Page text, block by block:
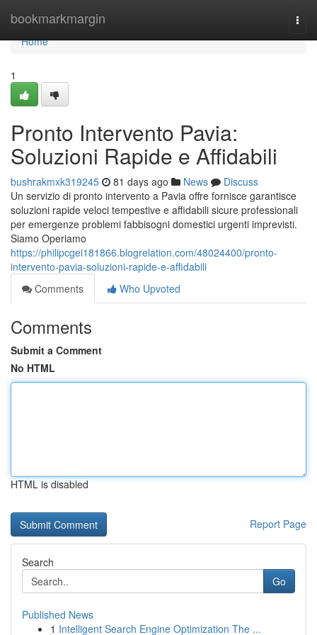
bookmarkmargin
Home
Home
1
Pronto Intervento Pavia:
Soluzioni Rapide e Affidabili
bushrakmxk319245 81 days ago News
Discuss
Un servizio di pronto intervento a Pavia offre fornisce garantisce
soluzioni rapide veloci tempestive e affidabili sicure professionali
per emergenze problemi fabbisogni domestici urgenti imprevisti.
Siamo Operiamo
https://philipcgei181866.blogrelation.com/48024400/pronto-
intervento-pavia-soluzioni-rapide-e-affidabili
Comments
Who Upvoted
Comments
Submit a Comment
No HTML
HTML is disabled
Report Page
Search
Go
Published News
1 Intelligent Search Engine Optimization The ...